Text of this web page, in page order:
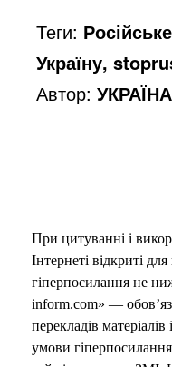
Теги:
Україну,
Автор:
При цитуванні і
Інтернеті відкриті
гіперпосилання не
inform.com» —
перекладів
умови